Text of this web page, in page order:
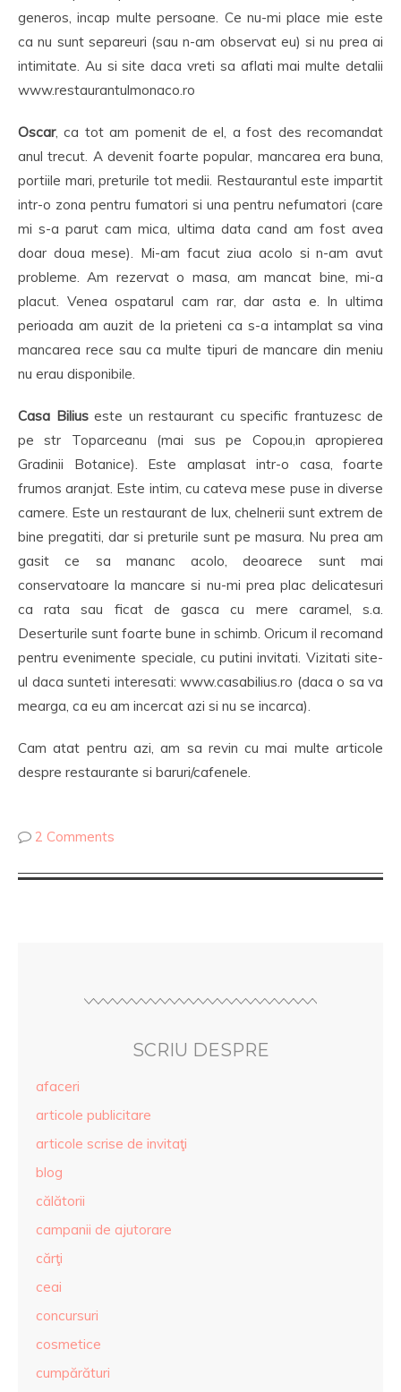
generos, incap multe persoane. Ce nu-mi place mie este
ca nu sunt separeuri (sau n-am observat eu) si nu prea ai
intimitate. Au si site daca vreti sa aflati mai multe detalii
www.restaurantulmonaco.ro
Oscar, ca tot am pomenit de el, a fost des recomandat
anul trecut. A devenit foarte popular, mancarea era buna,
portiile mari, preturile tot medii. Restaurantul este impartit
intr-o zona pentru fumatori si una pentru nefumatori (care
mi s-a parut cam mica, ultima data cand am fost avea
doar doua mese). Mi-am facut ziua acolo si n-am avut
probleme. Am rezervat o masa, am mancat bine, mi-a
placut. Venea ospatarul cam rar, dar asta e. In ultima
perioada am auzit de la prieteni ca s-a intamplat sa vina
mancarea rece sau ca multe tipuri de mancare din meniu
nu erau disponibile.
Casa Biliuseste un restaurant cu specific frantuzesc de
pe str Toparceanu (mai sus pe Copou,in apropierea
Gradinii Botanice). Este amplasat intr-o casa, foarte
frumos aranjat. Este intim, cu cateva mese puse in diverse
camere. Este un restaurant de lux, chelnerii sunt extrem de
bine pregatiti, dar si preturile sunt pe masura. Nu prea am
gasit ce sa mananc acolo, deoarece sunt mai
conservatoare la mancare si nu-mi prea plac delicatesuri
ca rata sau ficat de gasca cu mere caramel, s.a.
Deserturile sunt foarte bune in schimb. Oricum il recomand
pentru evenimente speciale, cu putini invitati. Vizitati site-
ul daca sunteti interesati: www.casabilius.ro (daca o sa va
mearga, ca eu am incercat azi si nu se incarca).
Cam atat pentru azi, am sa revin cu mai multe articole
despre restaurante si baruri/cafenele.
2 Comments
SCRIU DESPRE
afaceri
articole publicitare
articole scrise de invitaţi
blog
călătorii
campanii de ajutorare
cărţi
ceai
concursuri
cosmetice
cumpărături